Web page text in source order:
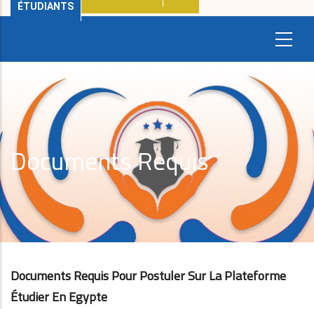
ÉTUDIANTS
Documents Requis
Documents Requis Pour Postuler Sur La Plateforme
Étudier En Egypte